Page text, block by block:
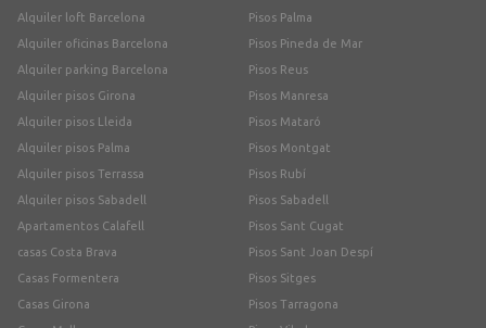
Alquiler loft Barcelona
Alquiler oficinas Barcelona
Alquiler parking Barcelona
Alquiler pisos Girona
Alquiler pisos Lleida
Alquiler pisos Palma
Alquiler pisos Terrassa
Alquiler pisos Sabadell
Apartamentos Calafell
casas Costa Brava
Casas Formentera
Casas Girona
Pisos Palma
Pisos Pineda de Mar
Pisos Reus
Pisos Manresa
Pisos Mataró
Pisos Montgat
Pisos Rubí
Pisos Sabadell
Pisos Sant Cugat
Pisos Sant Joan Despí
Pisos Sitges
Pisos Tarragona